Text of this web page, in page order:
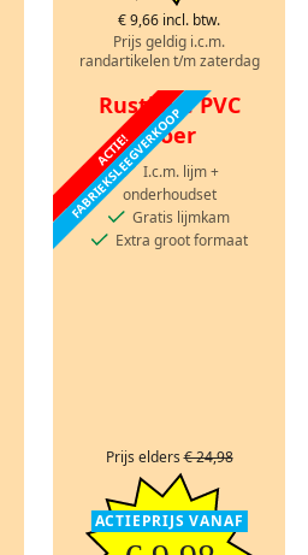
€ 9,66 incl. btw.
Prijs geldig i.c.m.
randartikelen t/m zaterdag
ACTIE!
FABRIEKSLEEGVERKOOP
Rustieke PVC
vloer
I.c.m. lijm +
onderhoudset
Gratis lijmkam
Extra groot formaat
Prijs elders€ 24,98
ACTIEPRIJS VANAF